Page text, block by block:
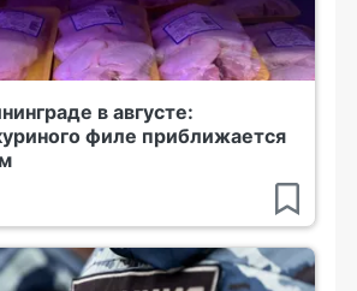
в августе:
филе приближается